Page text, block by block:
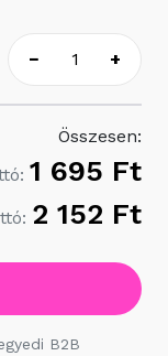
− +
Összesen:
1 695 Ft
2 152 Ft
B2B